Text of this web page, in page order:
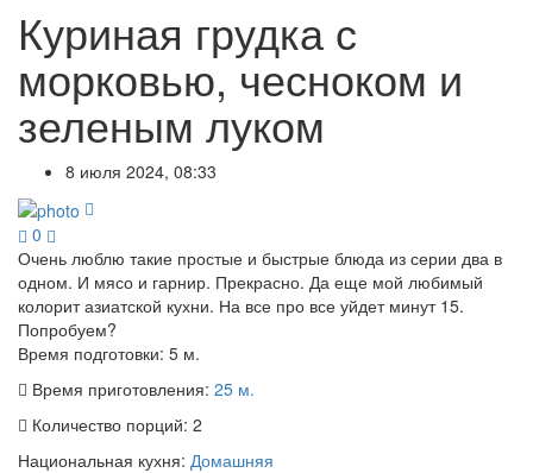
Куриная грудка с
морковью, чесноком и
зеленым луком
8 июля 2024, 08:33
0
Очень люблю такие простые и быстрые блюда из серии два в
одном. И мясо и гарнир. Прекрасно. Да еще мой любимый
колорит азиатской кухни. На все про все уйдет минут 15.
Попробуем?
Время подготовки: 5 м.
Время приготовления: 25 м.
Количество порций: 2
Национальная кухня: Домашняя